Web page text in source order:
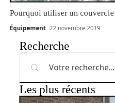
Pourquoi utiliser un
Équipement 22 novembre 2019
Recherche
Les plus récents